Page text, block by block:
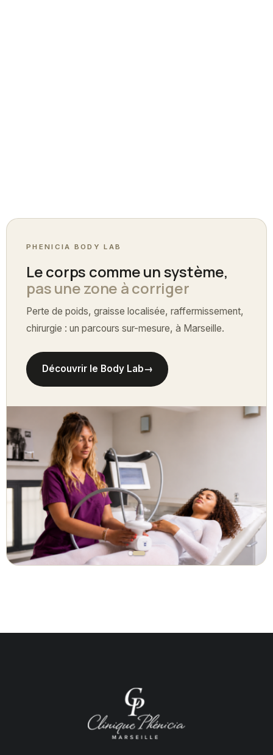
PHENICIA BODY LAB
Le corps comme un système,
pas une zone à corriger
Perte de poids, graisse localisée, raffermissement,
chirurgie : un parcours sur-mesure, à Marseille.
Découvrir le Body Lab→